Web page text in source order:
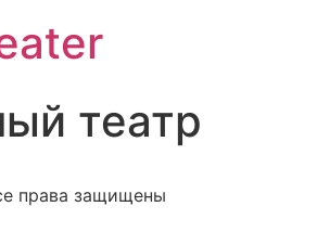
театр
права защищены